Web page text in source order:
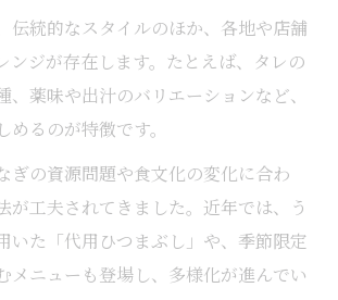
伝統的なスタイルのほか、各地や店舗
ンジが存在します。たとえば、タレの
、薬味や出汁のバリエーションなど、
るのが特徴です。
ぎの資源問題や食文化の変化に合わ
が工夫されてきました。近年では、う
いた「代用ひつまぶし」や、季節限定
メニューも登場し、多様化が進んでい